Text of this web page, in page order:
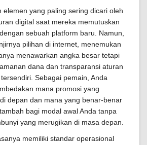
elemen yang paling sering dicari oleh
digital saat mereka memutuskan
sebuah platform baru. Namun,
pilihan di internet, menemukan
menawarkan angka besar tetapi
dana dan transparansi aturan
Sebagai pemain, Anda
mana promosi yang
depan dan mana yang benar-benar
bagi modal awal Anda tanpa
yang merugikan di masa depan.
memiliki standar operasional